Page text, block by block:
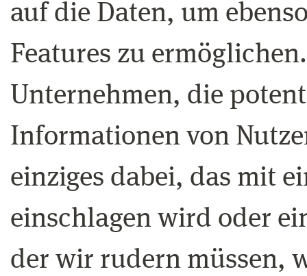
auf die Daten, um
Features zu
Unternehmen, die
Informationen von
einziges dabei, das mit
einschlagen wird oder
der wir rudern müssen,